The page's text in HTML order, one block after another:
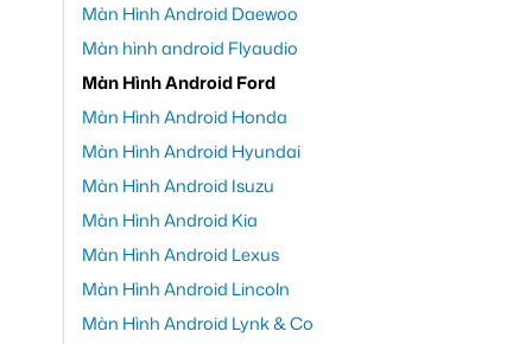
Màn Hình Android Daewoo
Màn hình android Flyaudio
Màn Hình Android Ford
Màn Hình Android Honda
Màn Hình Android Hyundai
Màn Hình Android Isuzu
Màn Hình Android Kia
Màn Hình Android Lexus
Màn Hình Android Lincoln
Màn Hình Android Lynk & Co